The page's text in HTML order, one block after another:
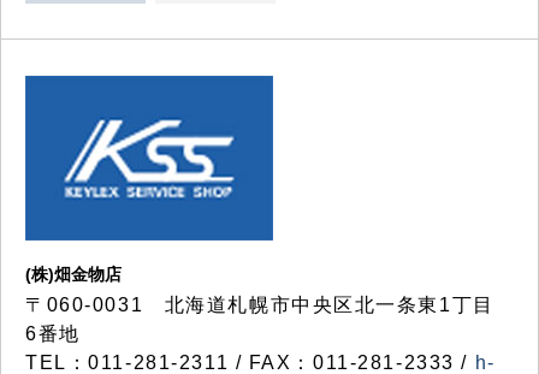
(株)畑金物店
〒060-0031 北海道札幌市中央区北一条東1丁目
6番地
TEL：011-281-2311 / FAX：011-281-2333 / h-